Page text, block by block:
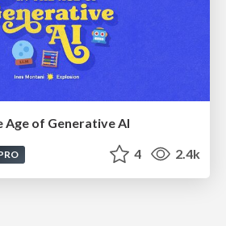
Age of Generative AI
4 2.4k